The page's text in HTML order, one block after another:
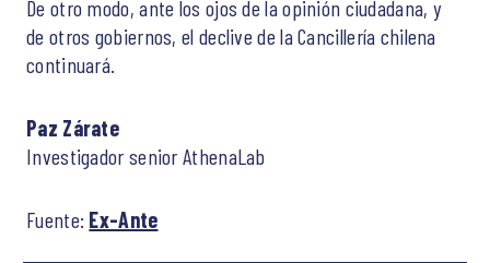
De otro modo, ante los ojos de la opinión ciudadana, y
de otros gobiernos, el declive de la Cancillería chilena
continuará.
Paz Zárate
Investigador senior AthenaLab
Fuente: Ex-Ante